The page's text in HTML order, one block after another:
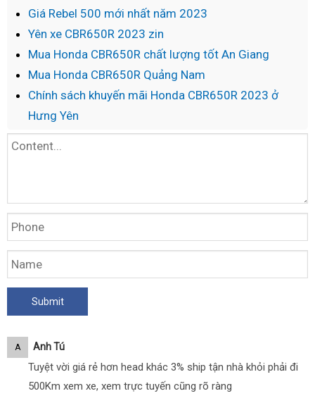
Giá Rebel 500 mới nhất năm 2023
Yên xe CBR650R 2023 zin
Mua Honda CBR650R chất lượng tốt An Giang
Mua Honda CBR650R Quảng Nam
Chính sách khuyến mãi Honda CBR650R 2023 ở
Hưng Yên
A Anh Tú
Tuyệt vời giá rẻ hơn head khác 3% ship tận nhà khỏi phải đi
500Km xem xe, xem trực tuyến cũng rõ ràng